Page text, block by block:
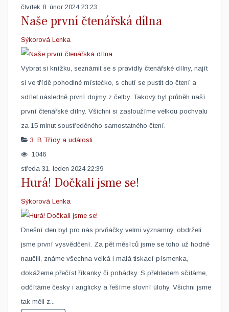
čtvrtek 8. únor 2024 23:23
Naše první čtenářská dílna
Sýkorová Lenka
Vybrat si knížku, seznámit se s pravidly čtenářské dílny, najít
si ve třídě pohodlné místečko, s chutí se pustit do čtení a
sdílet následně první dojmy z četby. Takový byl průběh naší
první čtenářské dílny. Všichni si zasloužíme velkou pochvalu
za 15 minut soustředěného samostatného čtení. ​ ​
3. B Třídy a události
1046
středa 31. leden 2024 22:39
Hurá! Dočkali jsme se!
Sýkorová Lenka
Dnešní den byl pro nás prvňáčky velmi významný, obdrželi
jsme první vysvědčení. Za pět měsíců jsme se toho už hodně
naučili, známe všechna velká i malá tiskací písmenka,
dokážeme přečíst říkanky či pohádky. S přehledem sčítáme,
odčítáme česky i anglicky a řešíme slovní úlohy. Všichni jsme
tak měli z...